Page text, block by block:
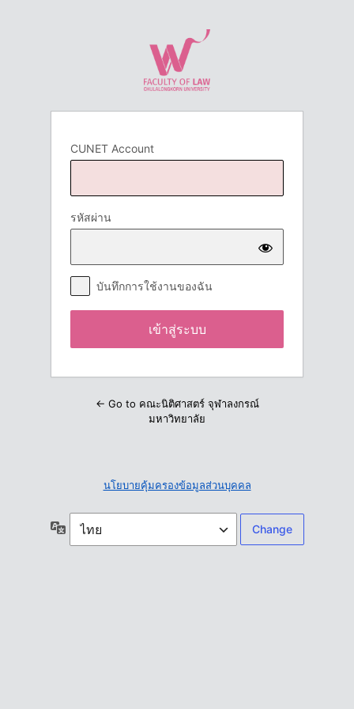
CUNET Account
รหัสผ่าน
บันทึกการใช้งานของฉัน
← Go to คณะนิติศาสตร์ จุฬาลงกรณ์
มหาวิทยาลัย
นโยบายคุ้มครองข้อมูลส่วนบุคคล
ภาษา